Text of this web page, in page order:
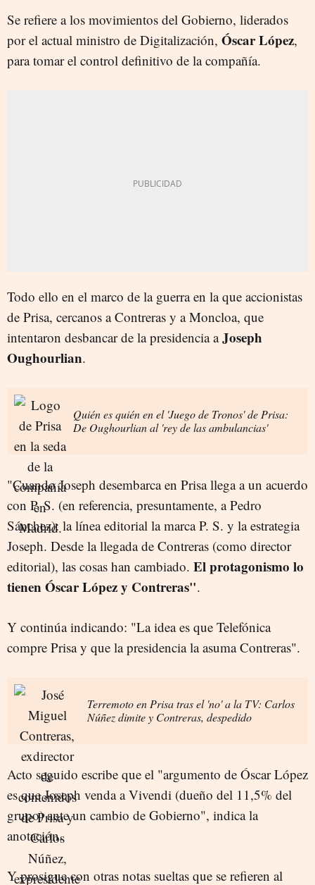
Se refiere a los movimientos del Gobierno, liderados
por el actual ministro de Digitalización, Óscar López,
para tomar el control definitivo de la compañía.
Todo ello en el marco de la guerra en la que accionistas
de Prisa, cercanos a Contreras y a Moncloa, que
intentaron desbancar de la presidencia aJoseph
Oughourlian.
Quién es quién en el 'Juego de Tronos' de Prisa:
De Oughourlian al 'rey de las ambulancias'
"Cuando Joseph desembarca en Prisa llega a un acuerdo
con P. S. (en referencia, presuntamente, a Pedro
Sánchez): la línea editorial la marca P. S. y la estrategia
Joseph. Desde la llegada de Contreras (como director
editorial), las cosas han cambiado. El protagonismo lo
tienen Óscar López y Contreras".
Y continúa indicando: "La idea es que Telefónica
compre Prisa y que la presidencia la asuma Contreras".
Terremoto en Prisa tras el 'no' a la TV: Carlos
Núñez dimite y Contreras, despedido
Acto seguido escribe que el "argumento de Óscar López
es que Joseph venda a Vivendi (dueño del 11,5% del
grupo) ante un cambio de Gobierno", indica la
anotación.
Y prosigue con otras notas sueltas que se refieren al